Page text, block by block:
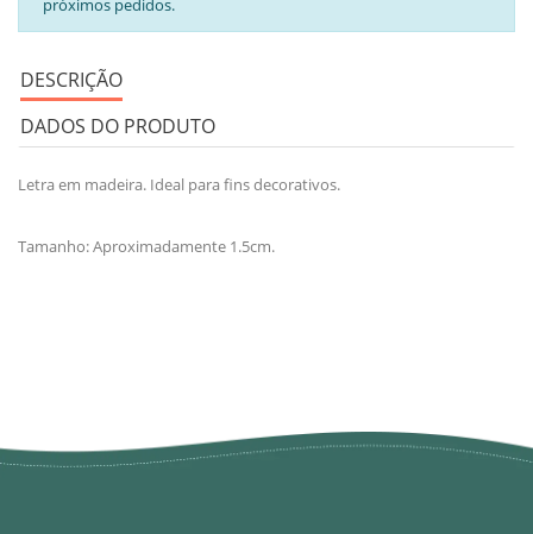
próximos pedidos.
DESCRIÇÃO
DADOS DO PRODUTO
Letra em madeira. Ideal para fins decorativos.
Tamanho: Aproximadamente 1.5cm.